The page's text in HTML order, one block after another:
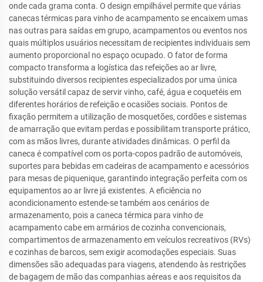
onde cada grama conta. O design empilhável permite que várias
canecas térmicas para vinho de acampamento se encaixem umas
nas outras para saídas em grupo, acampamentos ou eventos nos
quais múltiplos usuários necessitam de recipientes individuais sem
aumento proporcional no espaço ocupado. O fator de forma
compacto transforma a logística das refeições ao ar livre,
substituindo diversos recipientes especializados por uma única
solução versátil capaz de servir vinho, café, água e coquetéis em
diferentes horários de refeição e ocasiões sociais. Pontos de
fixação permitem a utilização de mosquetões, cordões e sistemas
de amarração que evitam perdas e possibilitam transporte prático,
com as mãos livres, durante atividades dinâmicas. O perfil da
caneca é compatível com os porta-copos padrão de automóveis,
suportes para bebidas em cadeiras de acampamento e acessórios
para mesas de piquenique, garantindo integração perfeita com os
equipamentos ao ar livre já existentes. A eficiência no
acondicionamento estende-se também aos cenários de
armazenamento, pois a caneca térmica para vinho de
acampamento cabe em armários de cozinha convencionais,
compartimentos de armazenamento em veículos recreativos (RVs)
e cozinhas de barcos, sem exigir acomodações especiais. Suas
dimensões são adequadas para viagens, atendendo às restrições
de bagagem de mão das companhias aéreas e aos requisitos da